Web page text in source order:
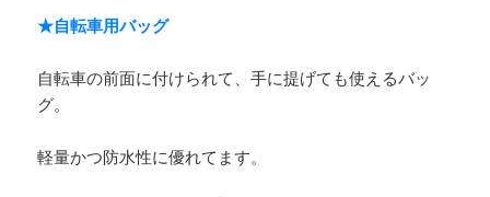
★自転車用バッグ
自転車の前面に付けられて、手に提げても使えるバッ
グ。
軽量かつ防水性に優れてます。